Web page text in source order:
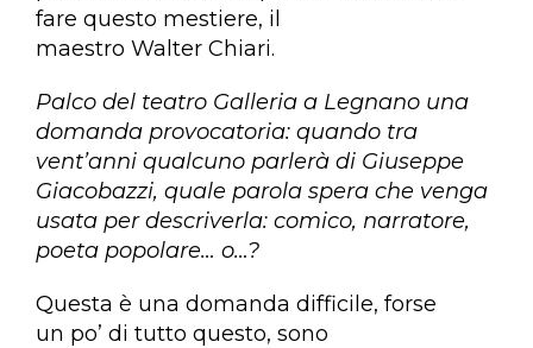
fare questo mestiere, il
maestro Walter Chiari.
Palco del teatro Galleria a Legnano una
domanda provocatoria: quando tra
vent’anni qualcuno parlerà di Giuseppe
Giacobazzi, quale parola spera che venga
usata per descriverla: comico, narratore,
poeta popolare… o…?
Questa è una domanda difficile, forse
un po’ di tutto questo, sono